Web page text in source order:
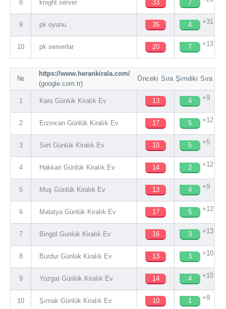
8 knight server 33 7
9 pk oyunu 35 4 +31
10 pk serverlar 20 7 +13
№
https://www.herankirala.com/
(google.com.tr)
Önceki Sıra Şimdiki Sıra
1 Kars Günlük Kiralık Ev 13 4 +9
2 Erzincan Günlük Kiralık Ev 17 5 +12
3 Siirt Günlük Kiralık Ev 10 5 +5
4 Hakkari Günlük Kiralık Ev 14 2 +12
5 Muş Günlük Kiralık Ev 13 4 +9
6 Malatya Günlük Kiralık Ev 17 5 +12
7 Bingöl Günlük Kiralık Ev 16 3 +13
8 Burdur Günlük Kiralık Ev 13 3 +10
9 Yozgat Günlük Kiralık Ev 14 4 +10
10 Şırnak Günlük Kiralık Ev 10 1 +9